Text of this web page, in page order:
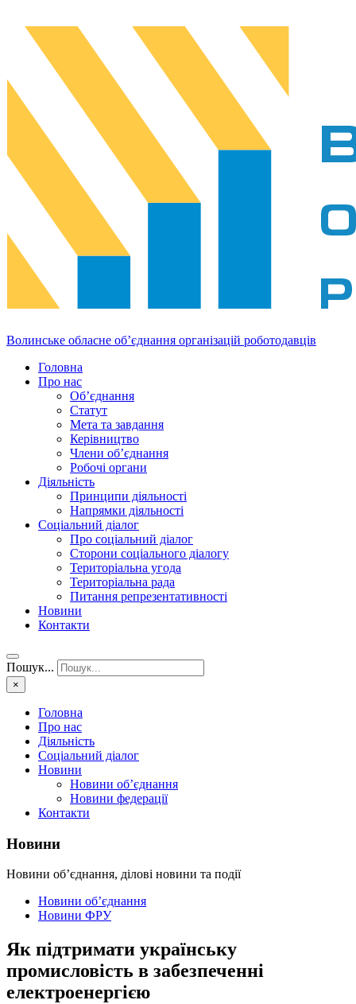
Волинське обласне об’єднання організацій роботодавців
Головна
Про нас
Об’єднання
Статут
Мета та завдання
Керівництво
Члени об’єднання
Робочі органи
Діяльність
Принципи діяльності
Напрямки діяльності
Соціальний діалог
Про соціальний діалог
Сторони соціального діалогу
Територіальна угода
Територіальна рада
Питання репрезентативності
Новини
Контакти
Пошук...
×
Головна
Про нас
Діяльність
Соціальний діалог
Новини
Новини об’єднання
Новини федерації
Контакти
Новини
Новини об’єднання, ділові новини та події
Новини об’єднання
Новини ФРУ
Як підтримати українську
промисловість в забезпеченні
електроенергією